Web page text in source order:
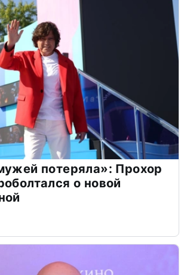
потеряла»: Прохор
о новой